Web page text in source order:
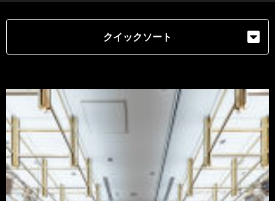
クイックソート